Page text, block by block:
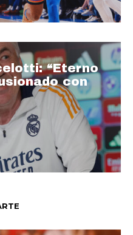
“Eterno
con